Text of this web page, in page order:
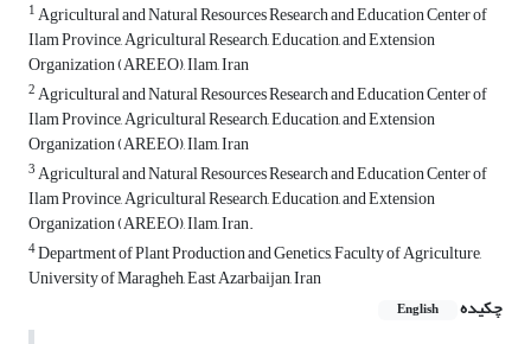
1Agricultural and Natural Resources Research and Education Center of
Ilam Province, Agricultural Research, Education, and Extension
Organization (AREEO), Ilam, Iran
2Agricultural and Natural Resources Research and Education Center of
Ilam Province, Agricultural Research, Education, and Extension
Organization (AREEO), Ilam, Iran
3Agricultural and Natural Resources Research and Education Center of
Ilam Province, Agricultural Research, Education, and Extension
Organization (AREEO), Ilam, Iran.
4Department of Plant Production and Genetics, Faculty of Agriculture,
University of Maragheh, East Azarbaijan, Iran
چکیده
English